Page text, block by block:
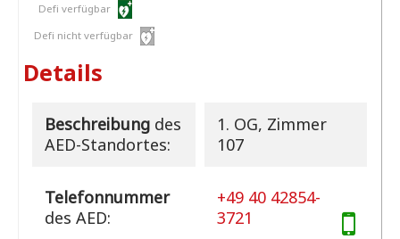
Defi verfügbar
Defi nicht verfügbar
Details
Beschreibungdes
AED-Standortes:
1. OG, Zimmer
107
Telefonnummer
des AED:
+49 40 42854-
3721